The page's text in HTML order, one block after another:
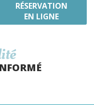
RÉSERVATION
EN LIGNE